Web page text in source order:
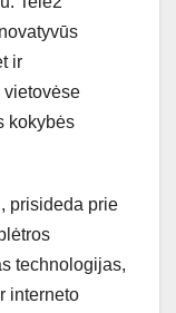
ir
vietovėse
kokybės
prisideda prie
technologijas,
interneto